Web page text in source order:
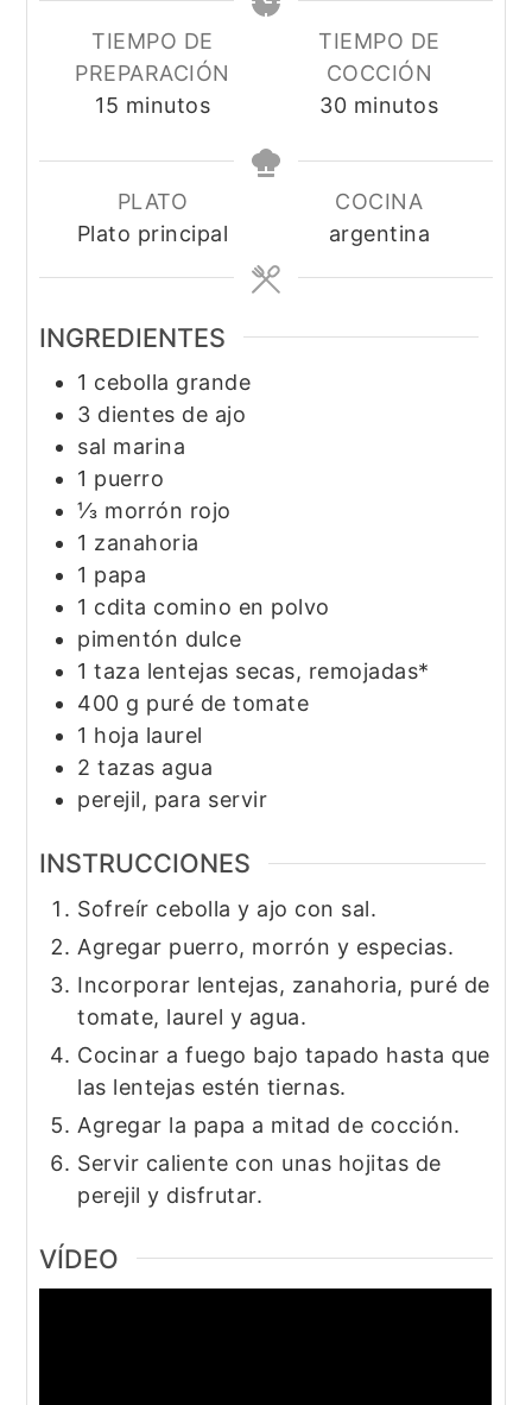
TIEMPO DE
PREPARACIÓN
15 minutos
minutos
TIEMPO DE
COCCIÓN
30minutos
minutos
PLATO
Plato principal
COCINA
argentina
INGREDIENTES
1 cebolla grande
3 dientes de ajo
sal marina
1 puerro
⅓ morrón rojo
1 zanahoria
1 papa
1 cdita comino en polvo
pimentón dulce
1 taza lentejas secas, remojadas*
400 g puré de tomate
1 hoja laurel
2 tazas agua
perejil, para servir
INSTRUCCIONES
Sofreír cebolla y ajo con sal.
Agregar puerro, morrón y especias.
Incorporar lentejas, zanahoria, puré de
tomate, laurel y agua.
Cocinar a fuego bajo tapado hasta que
las lentejas estén tiernas.
Agregar la papa a mitad de cocción.
Servir caliente con unas hojitas de
perejil y disfrutar.
VÍDEO